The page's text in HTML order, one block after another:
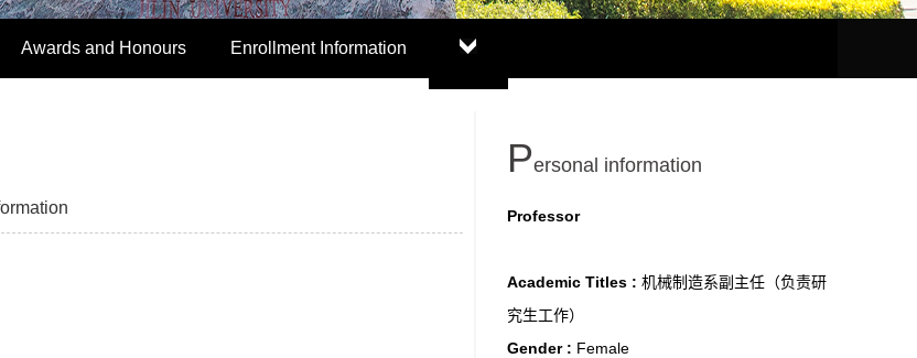
Awards and Honours Enrollment Information
Personal information
Professor
Academic Titles : 机械制造系副主任（负责研
究生工作）
Gender : Female